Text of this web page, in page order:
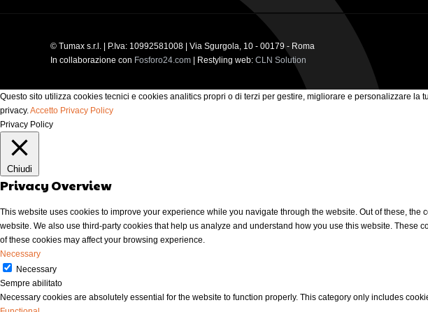
© Tumax s.r.l. | P.Iva: 10992581008 | Via Sgurgola, 10 - 00179 - Roma
In collaborazione con Fosforo24.com | Restyling web: CLN Solution
Questo sito utilizza cookies tecnici e cookies analitics propri o di terzi per gestire, migliorare e personalizzare
privacy. Accetto Privacy Policy
Privacy Policy
Chiudi
Privacy Overview
This website uses cookies to improve your experience while you navigate through the website. Out of these,
website. We also use third-party cookies that help us analyze and understand how you use this website.
of these cookies may affect your browsing experience.
Necessary
Necessary
Sempre abilitato
Necessary cookies are absolutely essential for the website to function properly. This category only includes